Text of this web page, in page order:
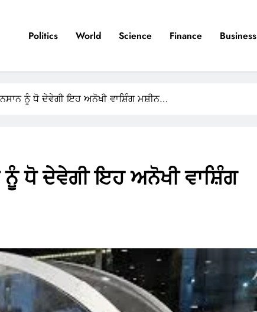
Politics World Science Finance Business
ਨੂੰ ਧੋ ਦੇਵੇਗੀ ਇਹ ਅਨੋਖੀ ਵਾਸ਼ਿੰਗ ਮਸ਼ੀਨ…
ਧੋ ਦੇਵੇਗੀ ਇਹ ਅਨੋਖੀ ਵਾਸ਼ਿੰਗ